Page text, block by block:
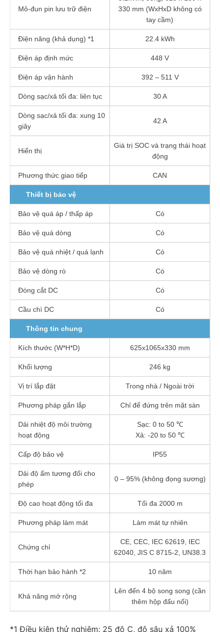
Mô-đun pin lưu trữ điện
330 mm (WxHxD không có
tay cầm)
Điện năng (khả dụng) *1 22.4 kWh
Điện áp định mức 448 V
Điện áp vận hành 392 – 511 V
Dòng sạc/xả tối đa: liên tục 30 A
Dòng sạc/xả tối đa: xung 10
giây
42 A
Hiển thị
Giá trị SOC và trạng thái hoạt
động
Phương thức giao tiếp CAN
Thiết bị bảo vệ
Bảo vệ quá áp / thấp áp Có
Bảo vệ quá dòng Có
Bảo vệ quá nhiệt / quá lạnh Có
Bảo vệ dòng rò Có
Đóng cắt DC Có
Cầu chì DC Có
Thông tin chung
Kích thước (W*H*D) 625x1065x330 mm
Khối lượng 246 kg
Vị trí lắp đặt Trong nhà / Ngoài trời
Phương pháp gắn lắp Chỉ để đứng trên mặt sàn
Dải nhiệt độ môi trường
hoạt động
Sạc: 0 to 50 ℃
Xả: -20 to 50 ℃
Cấp độ bảo vệ IP55
Dải độ ẩm tương đối cho
phép
0 – 95% (không đọng sương)
Độ cao hoạt động tối đa Tối đa 2000 m
Phương pháp làm mát Làm mát tự nhiên
Chứng chỉ
CE, CEC, IEC 62619, IEC
62040, JIS C 8715-2, UN38.3
Thời hạn bảo hành *2 10 năm
Khả năng mở rộng
Lên đến 4 bộ song song (cần
thêm hộp đấu nối)
*1 Điều kiện thử nghiệm: 25 độ C, độ sâu xả 100%